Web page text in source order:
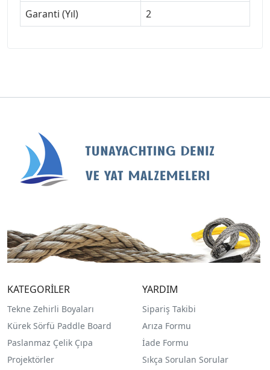
Garanti (Yıl)
2
KATEGORİLER
Tekne Zehirli Boyaları
Kürek Sörfü Paddle Board
Paslanmaz Çelik Çıpa
Projektörler
YARDIM
Sipariş Takibi
Arıza Formu
İade Formu
Sıkça Sorulan Sorular